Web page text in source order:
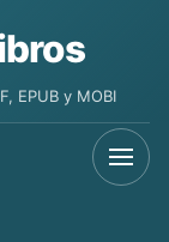
EPUB y MOBI